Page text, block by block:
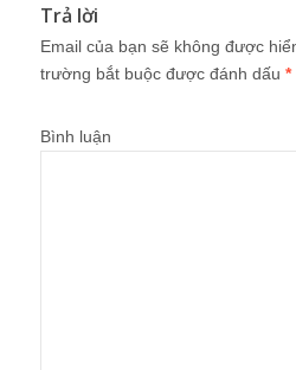
Trả lời
Email của bạn sẽ không được
trường bắt buộc được đánh dấu *
Bình luận